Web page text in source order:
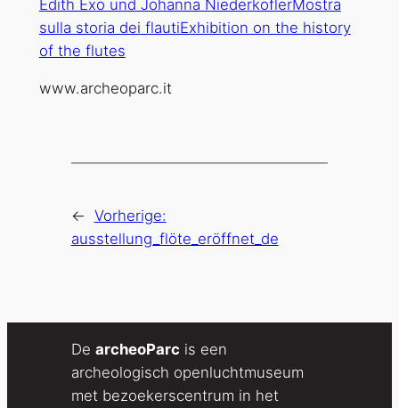
www.archeoparc.it
← Vorherige:
ausstellung_flöte_eröffnet_de
De archeoParc is een
archeologisch openluchtmuseum
met bezoekerscentrum in het